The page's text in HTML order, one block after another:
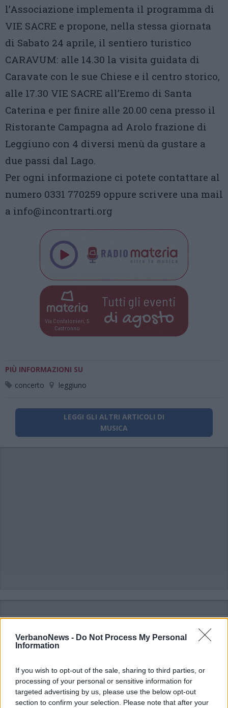
VerbanoNews - Do Not Process My Personal
Information
If you wish to opt-out of the sale, sharing to third parties, or
processing of your personal or sensitive information for
targeted advertising by us, please use the below opt-out
section to confirm your selection. Please note that after your
l’Associazione implementa il programma di
VIE SACRE e propone, nella stessa giornata
di Sabato 24 aprile, il sentiero turistico
CARAVUM: alle 14.30 la visita guidata di
Caravate con le sue Chiese e il centro storico,
alle 17.30 VIE SACRE all’Eremo di Santa
Caterina e per finire alle 20.00 cena presso il
Ristorante Campagna ad Arolo frazione di
Leggiuno con 4 diversi menù da gustare a
due passi dal Lago.
Per ogni informazione ci potete contattare al
numero 0331 770259 oppure scrivere una mail
a info@incontrarti.org
Via Confalonieri, 5
Castronno
Tutti gli eventi
di agosto
PIÙ INFORMAZIONI SU
concerto
leggiuno
LEGGI GLI ALTRI ARTICOLI DI
MUSICA